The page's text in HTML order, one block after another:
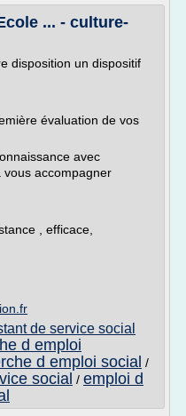
... - culture-
disposition un dispositif
évaluation de vos
avec
vous accompagner
, efficace,
de service social
d emploi
d emploi social /
social / emploi d